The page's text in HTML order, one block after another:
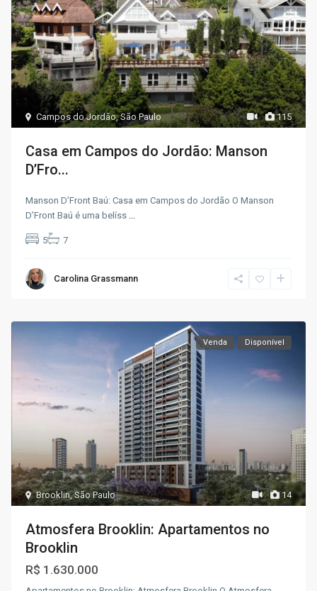
115
Campos do Jordão,São Paulo
Casa em Campos do Jordão: Manson
D’Fro...
Manson D’Front Baú: Casa em Campos do Jordão O Manson
D’Front Baú é uma belíss ...
5 7
Carolina Grassmann
14
Brooklin,São Paulo
Venda Disponível
Atmosfera Brooklin: Apartamentos no
Brooklin
R$ 1.630.000